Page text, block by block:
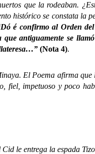
que la rodeaban.
histórico se constata la
é confirmo al Orden
antiguamente se
(Nota 4).
El Poema afirma que
fiel, impetuoso y poco
le entrega la espada